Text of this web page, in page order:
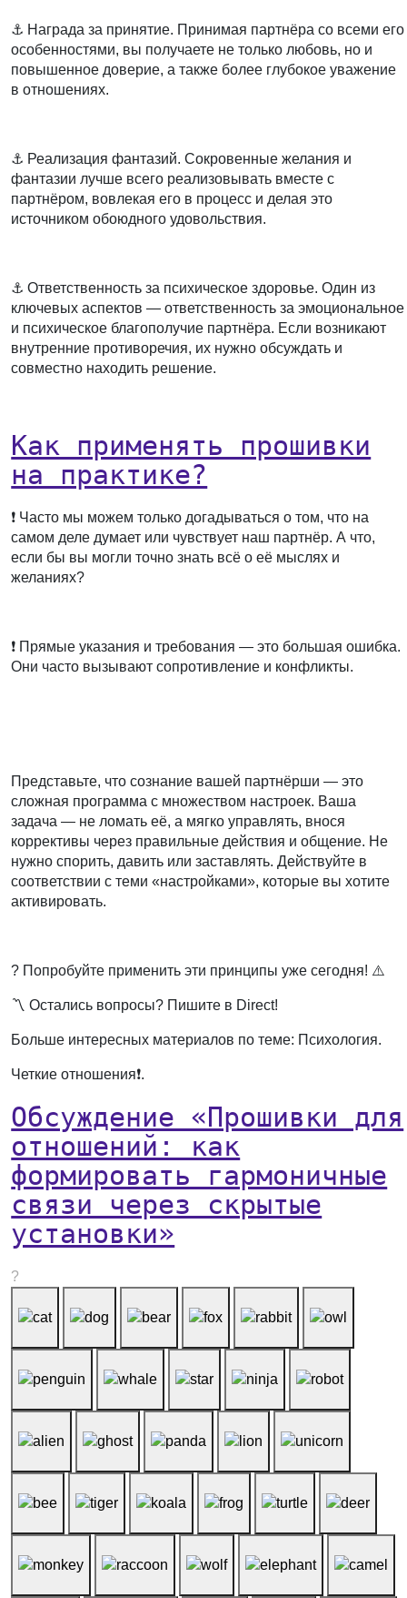
⚓️ Награда за принятие. Принимая партнёра со всеми его
особенностями, вы получаете не только любовь, но и
повышенное доверие, а также более глубокое уважение
в отношениях.
⚓️ Реализация фантазий. Сокровенные желания и
фантазии лучше всего реализовывать вместе с
партнёром, вовлекая его в процесс и делая это
источником обоюдного удовольствия.
⚓️Ответственность за психическое здоровье. Один из
ключевых аспектов — ответственность за эмоциональное
и психическое благополучие партнёра. Если возникают
внутренние противоречия, их нужно обсуждать и
совместно находить решение.
Как применять прошивки
на практике?
❗️ Часто мы можем только догадываться о том, что на
самом деле думает или чувствует наш партнёр. А что,
если бы вы могли точно знать всё о её мыслях и
желаниях?
❗️ Прямые указания и требования — это большая ошибка.
Они часто вызывают сопротивление и конфликты.
Представьте, что сознание вашей партнёрши — это
сложная программа с множеством настроек. Ваша
задача — не ломать её, а мягко управлять, внося
коррективы через правильные действия и общение. Не
нужно спорить, давить или заставлять. Действуйте в
соответствии с теми «настройками», которые вы хотите
активировать.
? Попробуйте применить эти принципы уже сегодня! ⚠️
〽️ Остались вопросы? Пишите в Direct!
Больше интересных материалов по теме: Психология.
Четкие отношения❗️.
Обсуждение «Прошивки для
отношений: как
формировать гармоничные
связи через скрытые
установки»
?